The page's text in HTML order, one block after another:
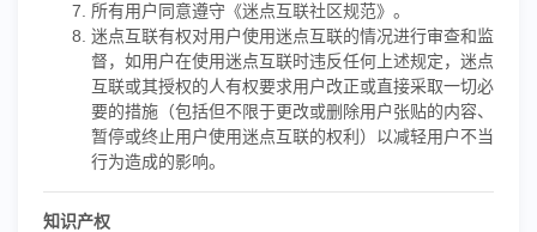
所有用户同意遵守《迷点互联社区规范》。
迷点互联有权对用户使用迷点互联的情况进行审查和监
督，如用户在使用迷点互联时违反任何上述规定，迷点
互联或其授权的人有权要求用户改正或直接采取一切必
要的措施（包括但不限于更改或删除用户张贴的内容、
暂停或终止用户使用迷点互联的权利）以减轻用户不当
行为造成的影响。
知识产权